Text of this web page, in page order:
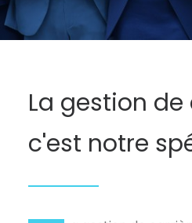
NOS FICHES MÉTIERS
AJ CONSEIL
ACTUS
CONTACT
La gestion de
c'est notre